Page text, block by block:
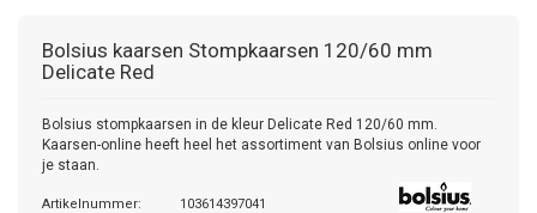
Bolsius kaarsen Stompkaarsen 120/60 mm
Delicate Red
Bolsius stompkaarsen in de kleur Delicate Red 120/60 mm.
Kaarsen-online heeft heel het assortiment van Bolsius online voor
je staan.
Artikelnummer:
103614397041